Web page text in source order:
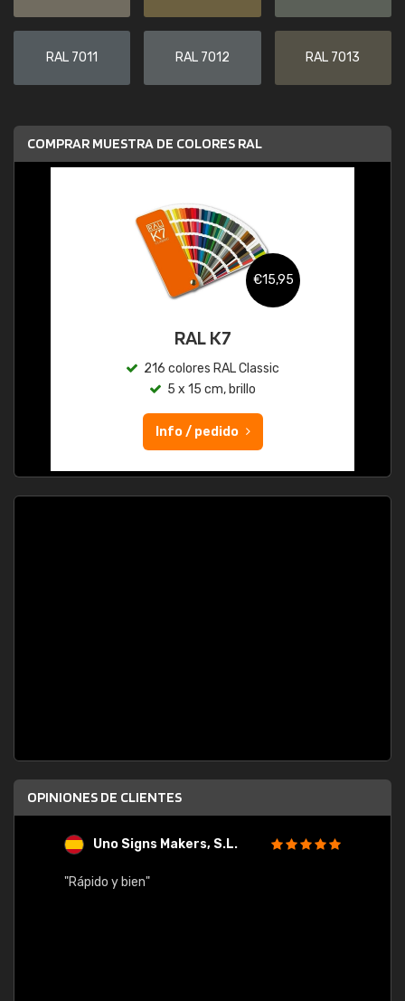
RAL 7011 RAL 7012 RAL 7013
COMPRAR MUESTRA DE COLORES RAL
€15,95
RAL K7
216 colores RAL Classic
5 x 15 cm, brillo
Info / pedido
OPINIONES DE CLIENTES
Uno Signs Makers, S.L.
"Rápido y bien"